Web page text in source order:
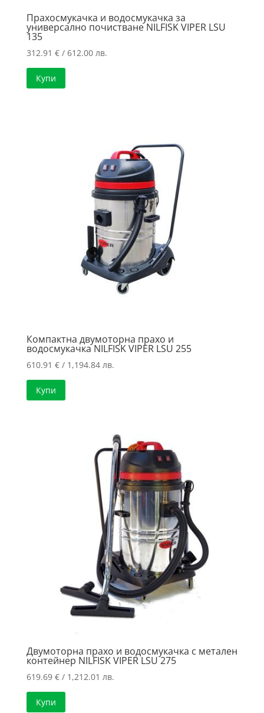
Прахосмукачка и водосмукачка за
универсално почистване NILFISK VIPER LSU
135
312.91 €/ 612.00 лв.
Купи
Компактна двумоторна прахо и
водосмукачка NILFISK VIPER LSU 255
610.91 €/ 1,194.84 лв.
Купи
Двумоторна прахо и водосмукачка с метален
контейнер NILFISK VIPER LSU 275
619.69 €/ 1,212.01 лв.
Купи